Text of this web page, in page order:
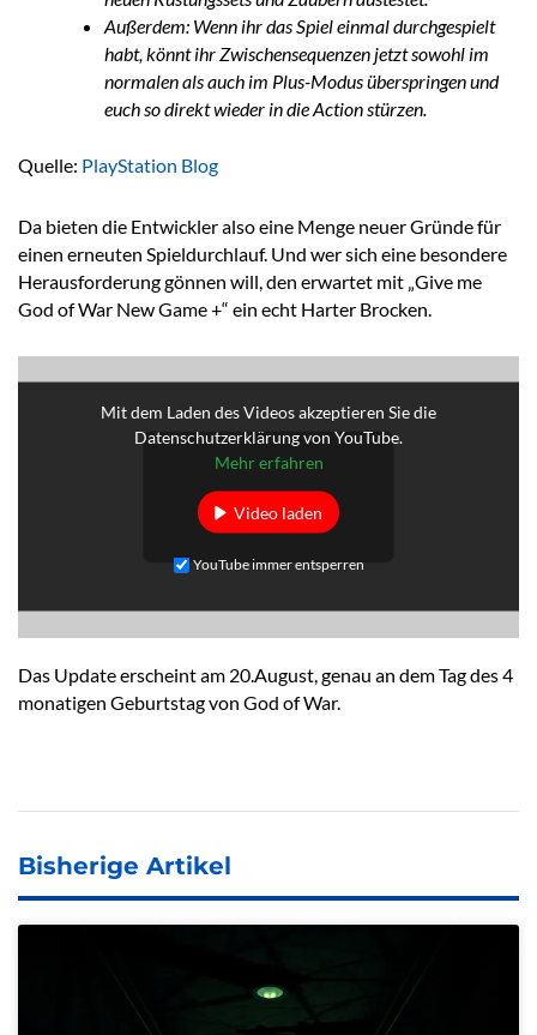
Außerdem: Wenn ihr das Spiel einmal durchgespielt
habt, könnt ihr Zwischensequenzen jetzt sowohl im
normalen als auch im Plus-Modus überspringen und
euch so direkt wieder in die Action stürzen.
Quelle: PlayStation Blog
Da bieten die Entwickler also eine Menge neuer Gründe für
einen erneuten Spieldurchlauf. Und wer sich eine besondere
Herausforderung gönnen will, den erwartet mit „Give me
God of War New Game +“ ein echt Harter Brocken.
Mit dem Laden des Videos akzeptieren Sie die
Datenschutzerklärung von YouTube.
Mehr erfahren
Video laden
YouTube immer entsperren
Das Update erscheint am 20.August, genau an dem Tag des 4
monatigen Geburtstag von God of War.
Bisherige Artikel